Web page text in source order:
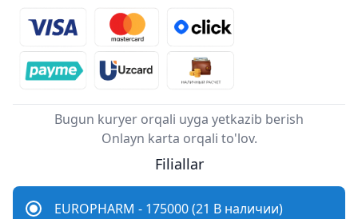
Bugun kuryer orqali uyga yetkazib berish
Onlayn karta orqali to'lov.
Filiallar
EUROPHARM - 175000 (21 В наличии)